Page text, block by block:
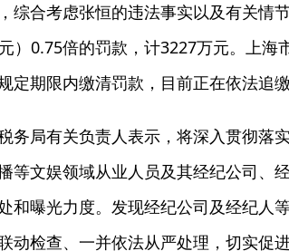
综合考虑张恒的违法事实以及有关情
元）0.75倍的罚款，计3227万元。上
定期限内缴清罚款，目前正在依法追缴
局有关负责人表示，将深入贯彻落
等文娱领域从业人员及其经纪公司、
和曝光力度。发现经纪公司及经纪人
动检查、一并依法从严处理，切实促